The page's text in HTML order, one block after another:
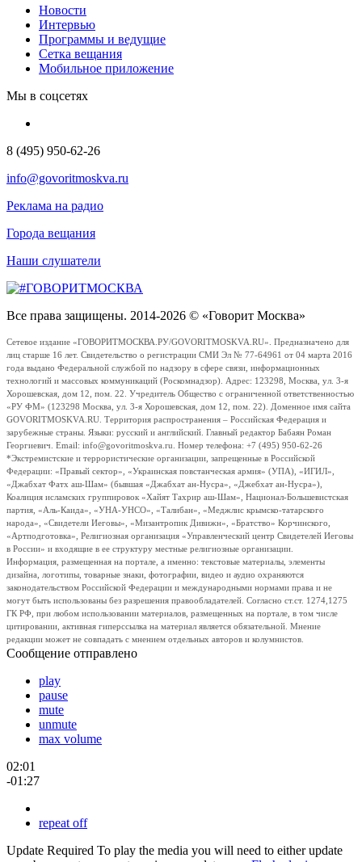
Новости
Интервью
Программы и ведущие
Сетка вещания
Мобильное приложение
Мы в соцсетях
8 (495) 950-62-26
info@govoritmoskva.ru
Реклама на радио
Города вещания
Наши слушатели
Все права защищены. 2014-2026 © «Говорит Москва»
Сетевое издание «ГОВОРИТМОСКВА.РУ/GOVORITMOSKVA.RU». Предназначено для
лиц старше 16 лет. Свидетельство о регистрации СМИ Эл № 77-64961 от 04 марта 2016
года выдано Федеральной службой по надзору в сфере связи, информационных
технологий и массовых коммуникаций (Роскомнадзор). Адрес: 123298, Москва, ул. 3-я
Хорошевская, дом 12, пом. 22. Учредитель Общество с ограниченной ответственностью
«РУ ФМ» (123298 Москва, ул. 3-я Хорошевская, дом 12, пом. 22). Доменное имя сайта
GOVORITMOSKVA.RU. Территория распространения – Российская Федерация и
зарубежные страны. Языки: русский и английский. Главный редактор Бабаян Роман
Георгиевич. Email: info@govoritmoskva.ru. Номер телефона: +7 (495) 950-62-26
*Экстремистские и террористические организации, запрещенные в Российской
Федерации: «Правый сектор», «Украинская повстанческая армия» (УПА), «ИГИЛ»,
«Джабхат Фатх аш-Шам» (бывшая «Джабхат ан-Нусра», «Джебхат ан-Нусра»),
Коалиция исламских группировок «Хайят Тахрир аш-Шам», Национал-Большевистская
партия, «Аль-Каида», «УНА-УНСО», «Талибан», «Меджлис крымско-татарского
народа», «Свидетели Иеговы», «Мизантропик Дивижн», «Братство» Корчинского,
«Артподготовка», Религиозная организация «Управленческий центр Свидетелей Иеговы
в России» и входящие в ее структуру местные религиозные организации.
Информация, размещенная на портале, а именно: текстовые материалы, элементы
дизайна, логотипы, товарные знаки, фотографии, видео и аудио охраняются
законодательством Российской Федерации и международными нормами права и не
могут быть использованы без разрешения правообладателей. Согласно ст.ст. 1274,1275
ГК РФ, при любом использовании материалов, размещенных на портале, в том числе
цитировании, активная гиперссылка на материал является обязательной. Мнение
редакции может не совпадать с мнением отдельных авторов и колумнистов.
Сообщение отправлено
play
pause
mute
unmute
max volume
02:01
-01:27
repeat off
Update Required To play the media you will need to either update